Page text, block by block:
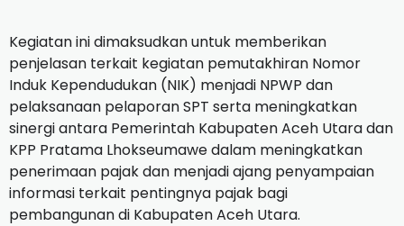
Kegiatan ini dimaksudkan untuk memberikan
penjelasan terkait kegiatan pemutakhiran Nomor
Induk Kependudukan (NIK) menjadi NPWP dan
pelaksanaan pelaporan SPT serta meningkatkan
sinergi antara Pemerintah Kabupaten Aceh Utara dan
KPP Pratama Lhokseumawe dalam meningkatkan
penerimaan pajak dan menjadi ajang penyampaian
informasi terkait pentingnya pajak bagi
pembangunan di Kabupaten Aceh Utara.